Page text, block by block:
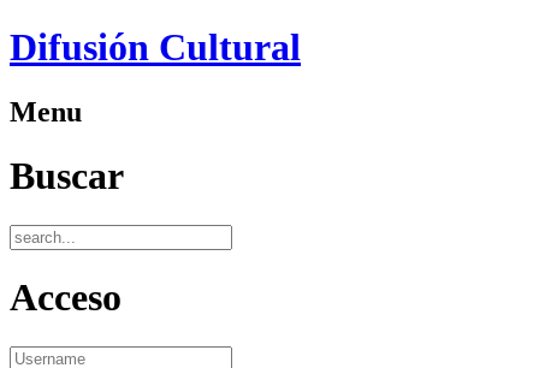
Difusión Cultural
Menu
Buscar
Acceso